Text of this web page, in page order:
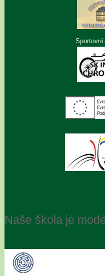
Naše škola je